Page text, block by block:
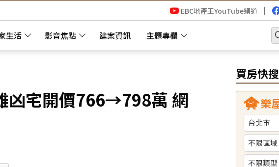
生活 影音焦點 建案資訊 主題專欄
EBC地產王YouTube頻道
凶宅開價766→798萬 網
買房快搜